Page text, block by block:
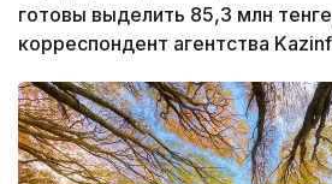
готовы выделить 85,3 млн
корреспондент агентства